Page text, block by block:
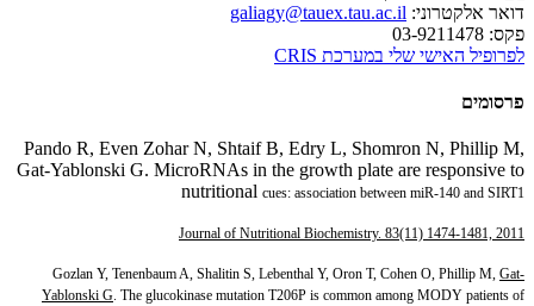
דואר אלקטרוני: galiagy@tauex.tau.ac.il
פקס:
לפרופיל האישי שלי במערכת CRIS
פרסומים
Pando R, Even Zohar N, Shtaif B, Edry L, Shomron N, Phillip M,
Gat-Yablonski G. MicroRNAs in the growth plate are responsive to
nutritional cues: association between miR-140 and SIRT1
Journal of Nutritional Biochemistry. 83(11) 1474-1481, 2011
Gozlan Y, Tenenbaum A, Shalitin S, Lebenthal Y, Oron T, Cohen O, Phillip M, Gat-
Yablonski G. The glucokinase mutation T206P is common among MODY patients of